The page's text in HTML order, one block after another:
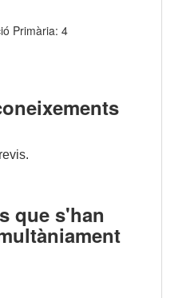
Primària: 4
que s'han